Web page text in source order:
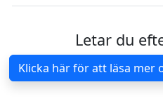
Letar du
Klicka här för att läsa mer